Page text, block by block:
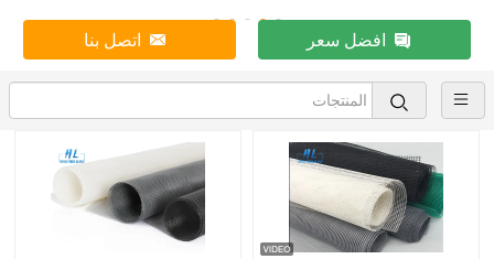
افضل سعر اتصل بنا